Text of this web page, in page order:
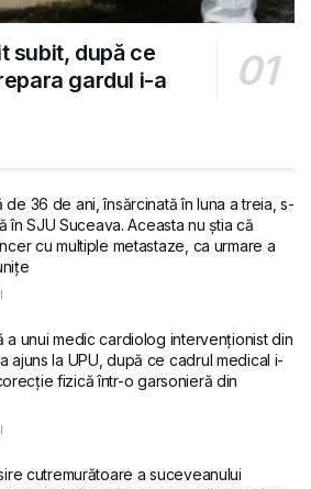
subit, după ce
gardul i-a
36 de ani, însărcinată în luna a treia, s-
în SJU Suceava. Aceasta nu știa că
cu multiple metastaze, ca urmare a
a unui medic cardiolog intervenționist din
ajuns la UPU, după ce cadrul medical i-
fizică într-o garsonieră din
cutremurătoare a suceveanului